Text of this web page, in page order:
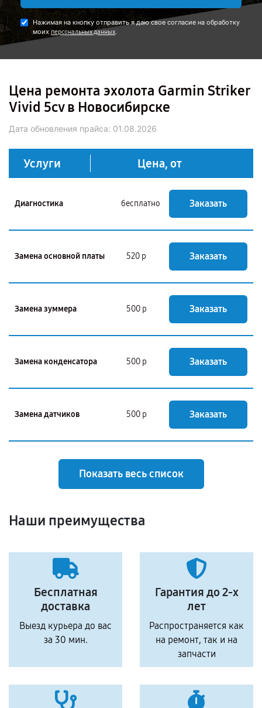
Нажимая на кнопку отправить я даю свое согласие на обработку
моихперсональных данных.
Цена ремонта эхолота Garmin Striker
Vivid 5cv в Новосибирске
Дата обновления прайса: 01.08.2026
Услуги Цена, от
Диагностика бесплатно Заказать
Замена основной платы 520 р Заказать
Замена зуммера 500 р Заказать
Замена конденсатора 500 р Заказать
Замена датчиков 500 р Заказать
Показать весь список
Наши преимущества
Бесплатная
доставка
Выезд курьера до вас
за 30 мин.
Гарантия до 2-х
лет
Распространяется как
на ремонт, так и на
запчасти